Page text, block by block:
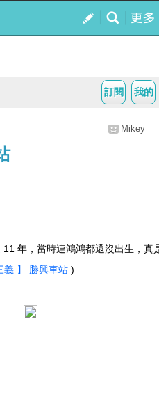
我的
訂閱
Mikey
年，當時連鴻鴻都還沒出生，真
義 】 勝興車站 )